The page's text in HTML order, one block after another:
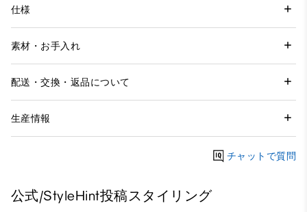
仕様
素材・お手入れ
配送・交換・返品について
生産情報
チャットで質問
公式/StyleHint投稿スタイリング